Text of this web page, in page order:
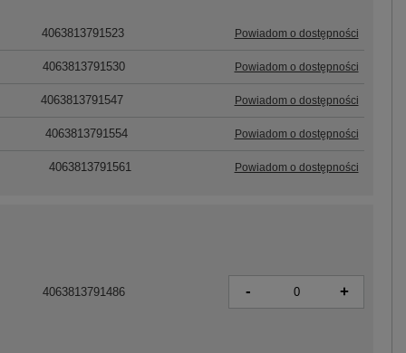
4063813791486 - +
4063813791523 Powiadom o dostępności
4063813791530 Powiadom o dostępności
4063813791547 Powiadom o dostępności
4063813791554 Powiadom o dostępności
4063813791561 Powiadom o dostępności